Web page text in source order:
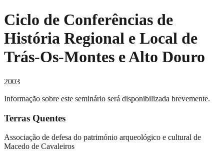
Ciclo de Conferências de
História Regional e Local de
Trás-Os-Montes e Alto Douro
2003
Informação sobre este seminário será disponibilizada brevemente.
Terras Quentes
Associação de defesa do património arqueológico e cultural de
Macedo de Cavaleiros